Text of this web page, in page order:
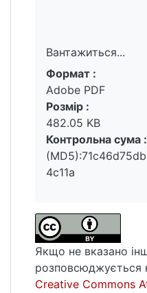
Вантажиться...
Вантажиться...
Формат :
Adobe PDF
Розмір :
482.05 KB
Контрольна сума :
4c11a
Якщо не вказано
розповсюджується
Creative Commons